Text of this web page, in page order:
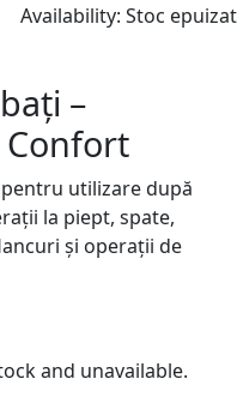
Availability: Stoc epuizat
–
Confort
utilizare după
la piept, spate,
și operații de
and unavailable.